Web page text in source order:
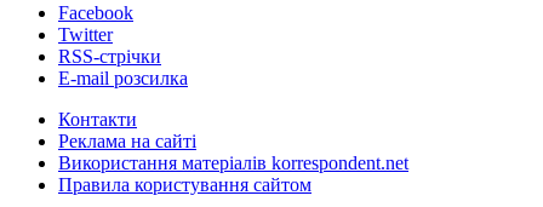
Facebook
Twitter
RSS-стрічки
E-mail розсилка
Контакти
Реклама на сайті
Використання матеріалів korrespondent.net
Правила користування сайтом